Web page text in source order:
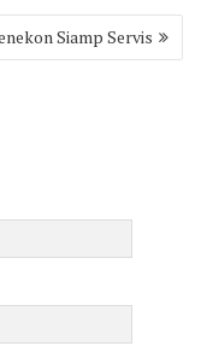
Siamp Servis